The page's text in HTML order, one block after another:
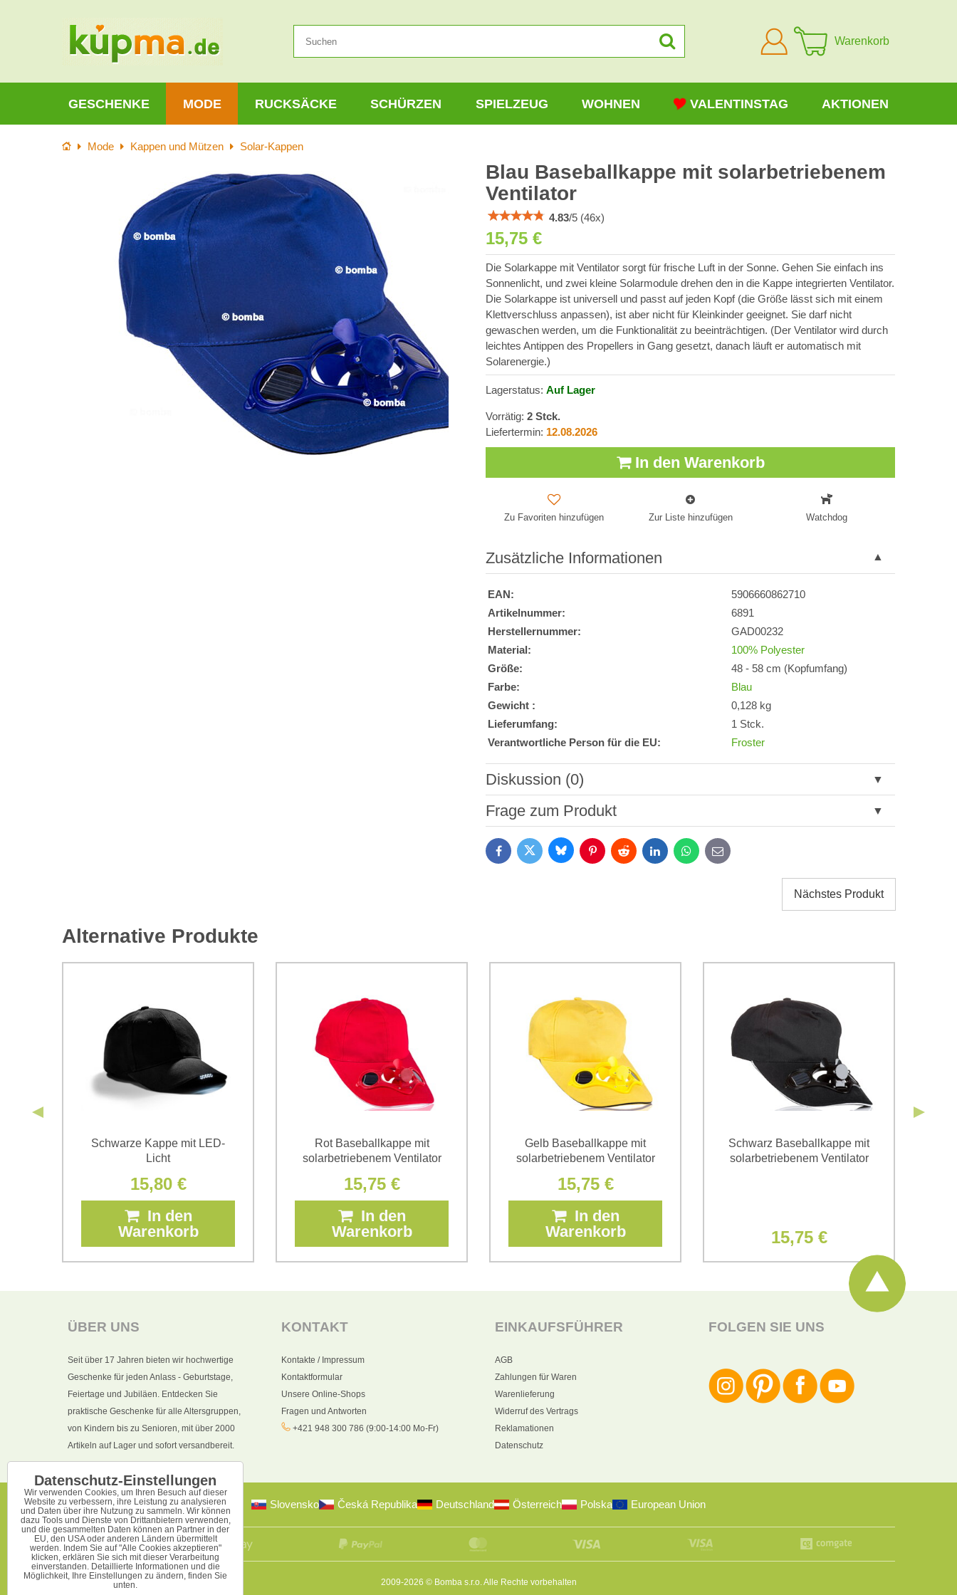
Anmelden
Warenkorb
GESCHENKE MODE RUCKSÄCKE SCHÜRZEN SPIELZEUG WOHNEN VALENTINSTAG AKTIONEN
Startseite
Mode Kappen und Mützen Solar-Kappen
Blau Baseballkappe mit solarbetriebenem
Ventilator
4.83/5 (46x)
15,75 €
Die Solarkappe mit Ventilator sorgt für frische Luft in der Sonne. Gehen Sie einfach ins
Sonnenlicht, und zwei kleine Solarmodule drehen den in die Kappe integrierten Ventilator.
Die Solarkappe ist universell und passt auf jeden Kopf (die Größe lässt sich mit einem
Klettverschluss anpassen), ist aber nicht für Kleinkinder geeignet. Sie darf nicht
gewaschen werden, um die Funktionalität zu beeinträchtigen. (Der Ventilator wird durch
leichtes Antippen des Propellers in Gang gesetzt, danach läuft er automatisch mit
Solarenergie.)
Lagerstatus: Auf Lager
Vorrätig: 2 Stck.
Liefertermin: 12.08.2026
In den Warenkorb
Zu Favoriten hinzufügen Zur Liste hinzufügen Watchdog
Zusätzliche Informationen
EAN:
5906660862710
Artikelnummer:
6891
Herstellernummer:
GAD00232
Material:
100% Polyester
Größe:
48 - 58 cm (Kopfumfang)
Farbe:
Blau
Gewicht :
0,128 kg
Lieferumfang:
1 Stck.
Verantwortliche Person für die EU:
Froster
Diskussion (0)
Neuer Kommentar
Daten zum Zwecke der Absendung einverstanden. Ich habe
(Erforderlich)
Frage zum Produkt
FacebookTwitter BlueskyPinterestReddit LinkedInWhatsApp
E-
mail
Nächstes Produkt
Alternative Produkte
Schwarze Kappe mit LED-
Licht
15,80 €
In den
Warenkorb
Rot Baseballkappe mit
solarbetriebenem Ventilator
15,75 €
In den
Warenkorb
Gelb Baseballkappe mit
solarbetriebenem Ventilator
15,75 €
In den
Warenkorb
Schwarz Baseballkappe mit
solarbetriebenem Ventilator
15,75 €
ÜBER UNS
Seit über 17 Jahren bieten wir hochwertige
Geschenke für jeden Anlass - Geburtstage,
Feiertage und Jubiläen. Entdecken Sie
praktische Geschenke für alle Altersgruppen,
von Kindern bis zu Senioren, mit über 2000
Artikeln auf Lager und sofort versandbereit.
KONTAKT
Kontakte / Impressum
Kontaktformular
Unsere Online-Shops
Fragen und Antworten
+421 948 300 786 (9:00-14:00 Mo-Fr)
EINKAUFSFÜHRER
AGB
Zahlungen für Waren
Warenlieferung
Widerruf des Vertrags
Reklamationen
Datenschutz
FOLGEN SIE UNS
Slovensko Česká Republika Deutschland Österreich Polska European Union
2009-2026 © Bomba s.r.o.Alle Rechte vorbehalten
Datenschutz-Einstellungen
Wir verwenden Cookies, um Ihren Besuch auf dieser
Website zu verbessern, ihre Leistung zu analysieren
und Daten über ihre Nutzung zu sammeln. Wir können
dazu Tools und Dienste von Drittanbietern verwenden,
und die gesammelten Daten können an Partner in der
EU, den USA oder anderen Ländern übermittelt
werden. Indem Sie auf "Alle Cookies akzeptieren"
klicken, erklären Sie sich mit dieser Verarbeitung
einverstanden. Detaillierte Informationen und die
Möglichkeit, Ihre Einstellungen zu ändern, finden Sie
unten.